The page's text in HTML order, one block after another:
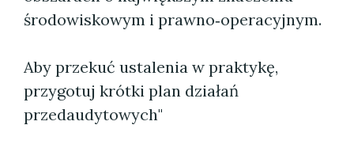
środowiskowym i prawno‑operacyjnym.
Aby przekuć ustalenia w praktykę,
przygotuj krótki plan działań
przedaudytowych"